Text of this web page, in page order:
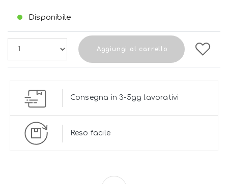
Disponibile
Aggiungi al carrello
Consegna in 3-5gg lavorativi
Reso facile